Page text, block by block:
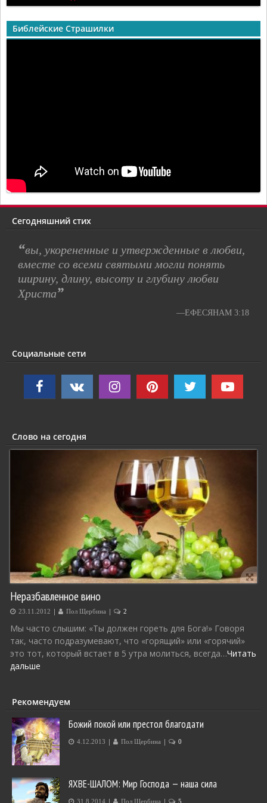
Библейские Страшилки
Сегодняшний стих
“вы, укорененные и утвержденные в любви,
вместе со всеми святыми могли понять
ширину, длину, высоту и глубину любви
Христа”
—ЕФЕСЯНАМ 3:18
Социальные сети
Слово на сегодня
Неразбавленное вино
23.11.2012 | Пол Щербина | 2
Мы часто слышим: «Ты должен гореть для Бога!» Говоря
так, часто подразумевают, что «горящий» или «горячий»
это тот, который встает в 5 утра молиться, всегда…Читать
дальше
Рекомендуем
Божий покой или престол благодати
4.12.2013 | Пол Щербина | 0
ЯХВЕ-ШАЛОМ: Мир Господа — наша сила
31.8.2014 | Пол Щербина | 5